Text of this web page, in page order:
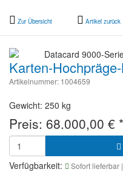
Zur Übersicht Artikel zurück
Karten-
Artikelnummer: 1004659
Gewicht: 250 kg
Preis: 68.000,00 € *
Verfügbarkeit:
Sofort lieferbar